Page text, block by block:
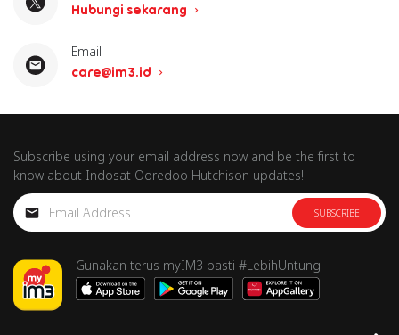
Hubungi sekarang
Email
care@im3.id
Subscribe using your email address now and be the first to
know about Indosat Ooredoo Hutchison updates!
SUBSCRIBE
Gunakan terus myIM3 pasti #LebihUntung